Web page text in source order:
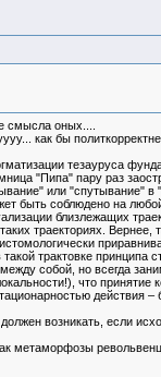
смысла оных....
как бы
тезауруса
"Пипа" пару раз
или "спутывание"
быть соблюдено на
близлежащих
траекториях. Вернее,
трактовке принципа
собой, но всегда
что
действия –
возникать, если
как метаморфозы